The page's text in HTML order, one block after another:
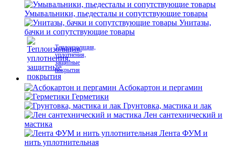
Умывальники, пьедесталы и сопутствующие товары
Унитазы,
бачки и сопутствующие товары
Теплоизоляция,
уплотнения,
защитные
покрытия
Асбокартон и пергамин
Герметики
Грунтовка, мастика и лак
Лен сантехнический и
мастика
Лента ФУМ и
нить уплотнительная